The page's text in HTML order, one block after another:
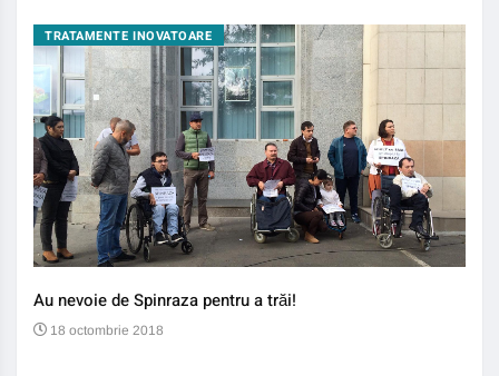
TRATAMENTE INOVATOARE
Au nevoie de Spinraza pentru a trăi!
18 octombrie 2018